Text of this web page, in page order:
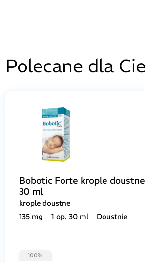
Polecane dla
Bobotic Forte krople
30 ml
krople doustne
135 mg
1 op. 30 ml Doustnie
100%